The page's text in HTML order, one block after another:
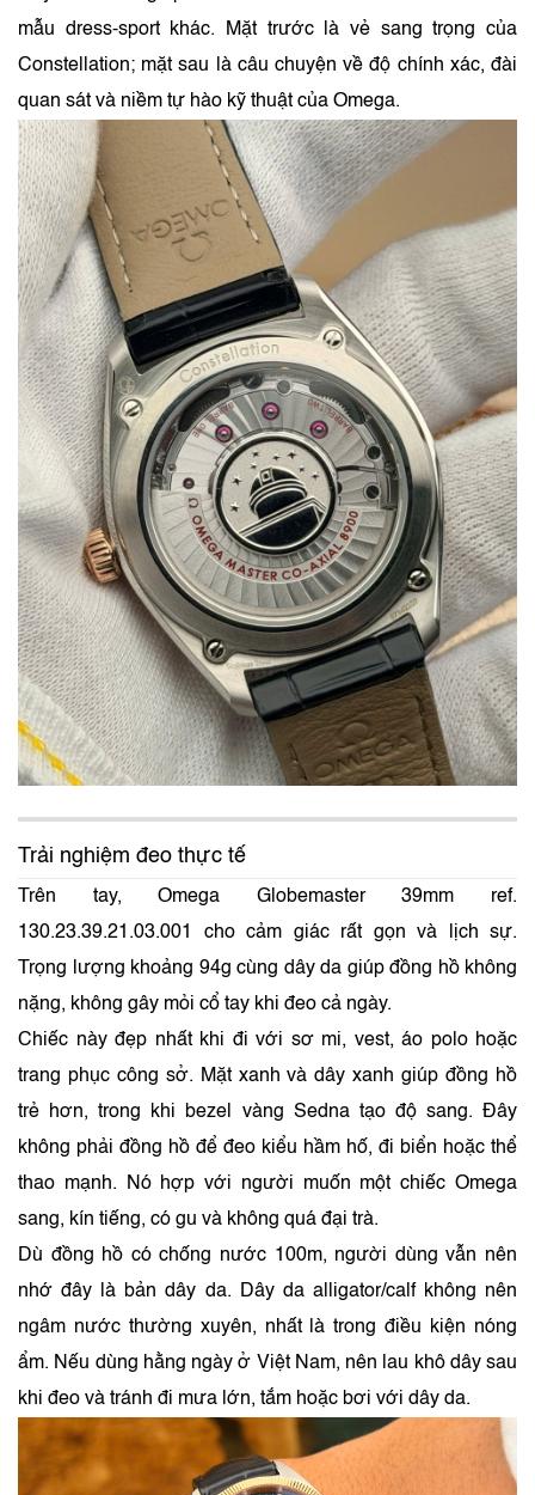
mẫu dress-sport khác. Mặt trước là vẻ sang trọng của
Constellation; mặt sau là câu chuyện về độ chính xác, đài
quan sát và niềm tự hào kỹ thuật của Omega.
Trải nghiệm đeo thực tế
Trên tay, Omega Globemaster 39mm ref.
130.23.39.21.03.001 cho cảm giác rất gọn và lịch sự.
Trọng lượng khoảng 94g cùng dây da giúp đồng hồ không
nặng, không gây mỏi cổ tay khi đeo cả ngày.
Chiếc này đẹp nhất khi đi với sơ mi, vest, áo polo hoặc
trang phục công sở. Mặt xanh và dây xanh giúp đồng hồ
trẻ hơn, trong khi bezel vàng Sedna tạo độ sang. Đây
không phải đồng hồ để đeo kiểu hầm hố, đi biển hoặc thể
thao mạnh. Nó hợp với người muốn một chiếc Omega
sang, kín tiếng, có gu và không quá đại trà.
Dù đồng hồ có chống nước 100m, người dùng vẫn nên
nhớ đây là bản dây da. Dây da alligator/calf không nên
ngâm nước thường xuyên, nhất là trong điều kiện nóng
ẩm. Nếu dùng hằng ngày ở Việt Nam, nên lau khô dây sau
khi đeo và tránh đi mưa lớn, tắm hoặc bơi với dây da.